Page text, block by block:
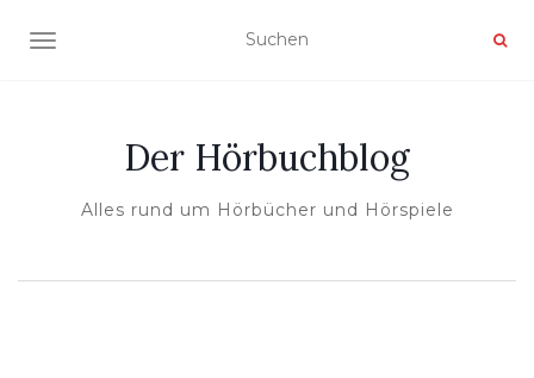
NAVIGATION UMSCHALTEN
Der Hörbuchblog
Alles rund um Hörbücher und Hörspiele